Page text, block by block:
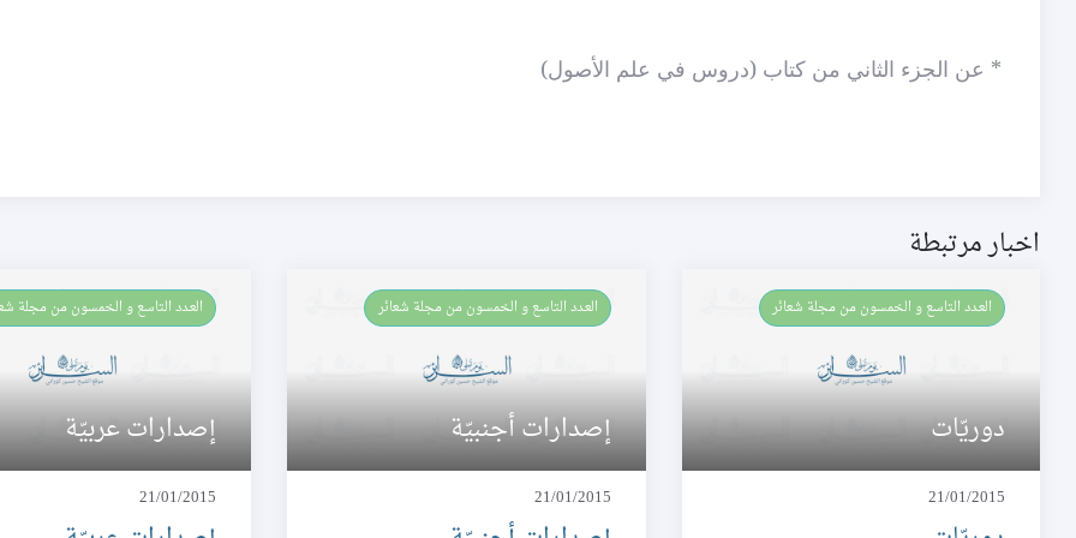
* عن الجزء الثاني من كتاب (دروس في علم الأصول)
اخبار مرتبطة
العـدد التاسع و الخمسون من مجلة شعائر
دوريّات
21/01/2015
العـدد التاسع و الخمسون من مجلة شعائر
إصدارات أجنبيّة
21/01/2015
العـدد التاسع و الخمسون من مجلة
إصدارات عربيّة
21/01/2015